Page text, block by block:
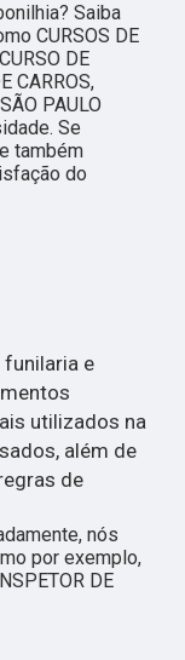
Saiba
CURSOS DE
DE
CARROS,
PAULO
Se
também
do
funilaria e
utilizados na
além de
de
nós
por exemplo,
DE